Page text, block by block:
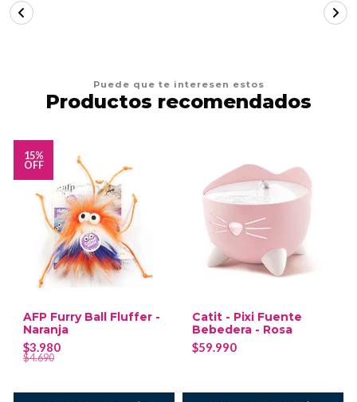
Puede que te interesen estos
Productos recomendados
15%
OFF
AFP Furry Ball Fluffer -
Naranja
$3.980
$4.690
Catit - Pixi Fuente
Bebedera - Rosa
$59.990